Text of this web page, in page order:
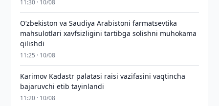
11:30 · 10/08
Oʻzbekiston va Saudiya Arabistoni farmatsevtika
mahsulotlari xavfsizligini tartibga solishni muhokama
qilishdi
11:25 · 10/08
Karimov Kadastr palatasi raisi vazifasini vaqtincha
bajaruvchi etib tayinlandi
11:20 · 10/08